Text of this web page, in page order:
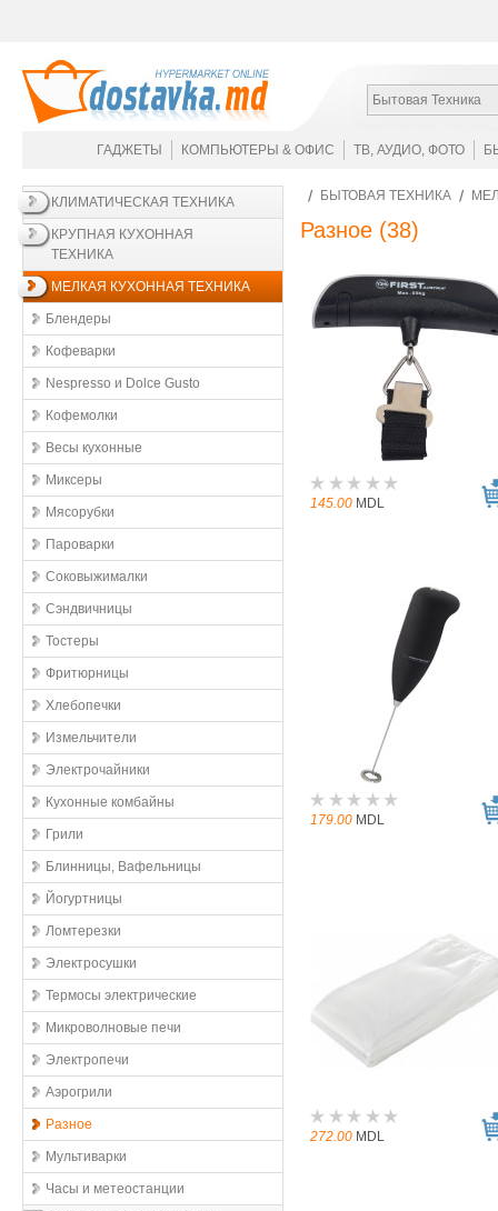
Бытовая Техника
ГАДЖЕТЫ КОМПЬЮТЕРЫ & ОФИС ТВ, АУДИО, ФОТО
КЛИМАТИЧЕСКАЯ ТЕХНИКА
КРУПНАЯ КУХОННАЯ
ТЕХНИКА
МЕЛКАЯ КУХОННАЯ ТЕХНИКА
Блендеры
Кофеварки
Nespresso и Dolce Gusto
Кофемолки
Весы кухонные
Миксеры
Мясорубки
Пароварки
Соковыжималки
Сэндвичницы
Тостеры
Фритюрницы
Хлебопечки
Измельчители
Электрочайники
Кухонные комбайны
Грили
Блинницы, Вафельницы
Йогуртницы
Ломтерезки
Электросушки
Термосы электрические
Микроволновые печи
Электропечи
Аэрогрили
Разное
Мультиварки
Часы и метеостанции
БЫТОВАЯ ТЕХНИКА
Разное (38)
145.00 MDL
179.00 MDL
272.00 MDL